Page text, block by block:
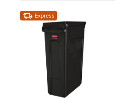
Express